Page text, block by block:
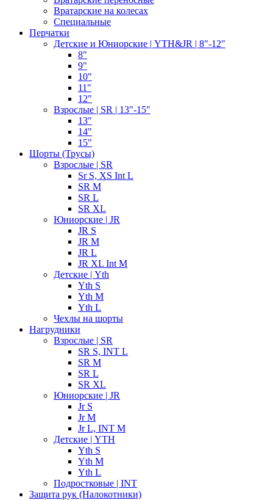
Вратарские на колесах
Специальные
Перчатки
Детские и Юниорские | YTH&JR | 8"-12"
8"
9"
10"
11"
12"
Взрослые | SR | 13"-15"
13"
14"
15"
Шорты (Трусы)
Взрослые | SR
Sr S, XS Int L
SR M
SR L
SR XL
Юниорские | JR
JR S
JR M
JR L
JR XL Int M
Детские | Yth
Yth S
Yth M
Yth L
Чехлы на шорты
Нагрудники
Взрослые | SR
SR S, INT L
SR M
SR L
SR XL
Юниорские | JR
Jr S
Jr M
Jr L, INT M
Детские | YTH
Yth S
Yth M
Yth L
Подростковые | INT
Защита рук (Налокотники)